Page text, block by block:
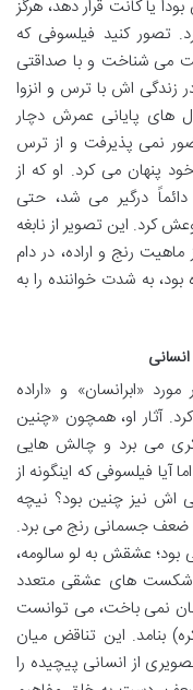
یا کانت قرار دهد، هرگز
تصور کنید فیلسوفی که
می شناخت و با صداقتی
زندگی اش با ترس و انزوا
های پایانی عمرش دچار
نمی پذیرفت و از ترس
پنهان می کرد. او که از
دائماً درگیر می شد، حتی
کرد. این تصویر از نابغه
رنج و اراده، در دام
به شدت خواننده را به
«ابرانسان» و «اراده
آثار او، همچون «چنین
می برد و چالش هایی
آیا فیلسوفی که اینگونه از
اش نیز چنین بود؟ نیچه
ضعف جسمانی رنج می برد.
عشقش به لو سالومه،
شکست های عشقی متعدد
نمی باخت، می توانست
بنامد. این تناقض میان
از انسانی پیچیده را